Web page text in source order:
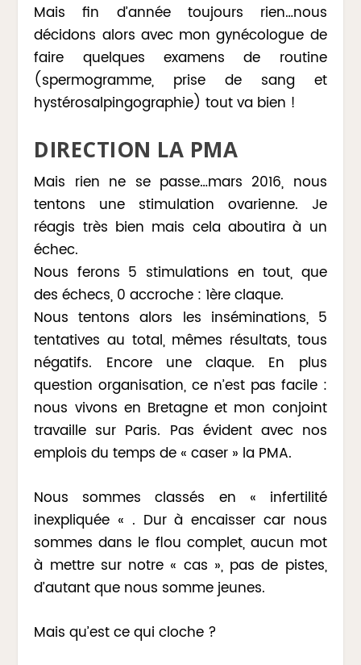
Mais fin d’année toujours rien…nous
décidons alors avec mon gynécologue de
faire quelques examens de routine
(spermogramme, prise de sang et
hystérosalpingographie) tout va bien !
DIRECTION LA PMA
Mais rien ne se passe…mars 2016, nous
tentons une stimulation ovarienne. Je
réagis très bien mais cela aboutira à un
échec.
Nous ferons 5 stimulations en tout, que
des échecs, 0 accroche : 1ère claque.
Nous tentons alors les inséminations, 5
tentatives au total, mêmes résultats, tous
négatifs. Encore une claque. En plus
question organisation, ce n’est pas facile :
nous vivons en Bretagne et mon conjoint
travaille sur Paris. Pas évident avec nos
emplois du temps de « caser » la PMA.
Nous sommes classés en « infertilité
inexpliquée « . Dur à encaisser car nous
sommes dans le flou complet, aucun mot
à mettre sur notre « cas », pas de pistes,
d’autant que nous somme jeunes.
Mais qu’est ce qui cloche ?